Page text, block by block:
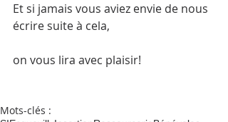
Et si jamais vous aviez envie de nous
écrire suite à cela,
on vous lira avec plaisir!
Mots-clés :